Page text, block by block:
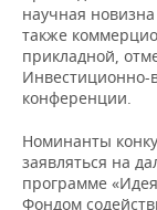
ВОДНЫЕ
ХОККЕЙ С
ОБРАЗОВАНИЕ
научная
также
прикладной,
Инвестиционно-
конференции.
Номинанты
заявляться на
программе
Фондом